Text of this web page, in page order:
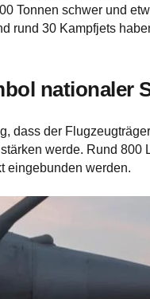
Tonnen schwer und
rund 30 Kampfjets
nationaler
dass der
werde. Rund 800
eingebunden werden.